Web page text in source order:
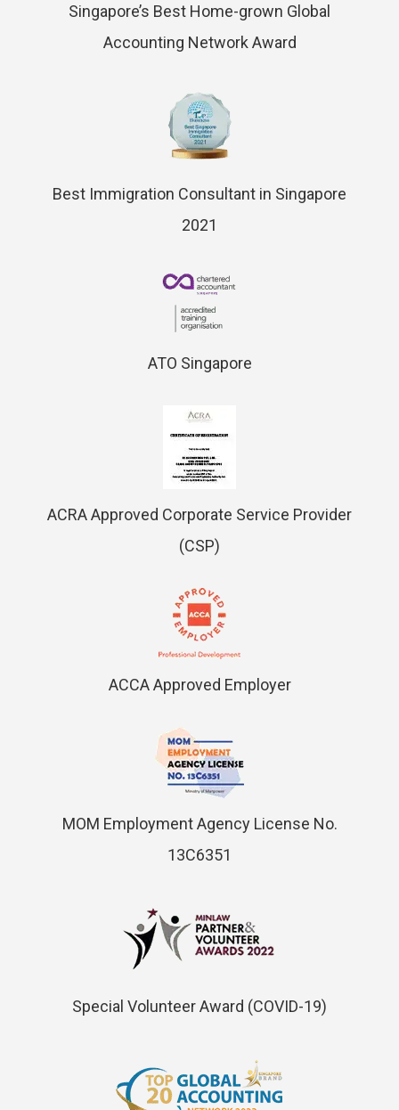
Singapore’s Best Home-grown Global
Accounting Network Award
Best Immigration Consultant in Singapore
2021
ATO Singapore
ACRA Approved Corporate Service Provider
(CSP)
ACCA Approved Employer
MOM Employment Agency License No.
13C6351
Special Volunteer Award (COVID-19)